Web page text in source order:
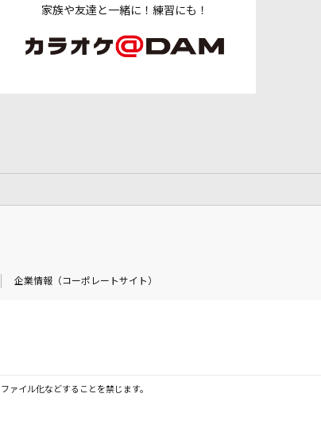
家族や友達と一緒に！練習にも！
企業情報（コーポレートサイト）
ァイル化などすることを禁じます。